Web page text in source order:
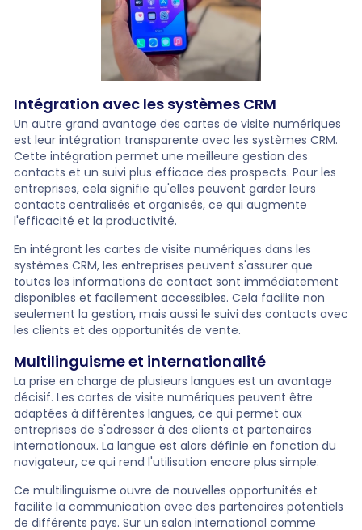
Intégration avec les systèmes CRM
Un autre grand avantage des cartes de visite numériques
est leur intégration transparente avec les systèmes CRM.
Cette intégration permet une meilleure gestion des
contacts et un suivi plus efficace des prospects. Pour les
entreprises, cela signifie qu'elles peuvent garder leurs
contacts centralisés et organisés, ce qui augmente
l'efficacité et la productivité.
En intégrant les cartes de visite numériques dans les
systèmes CRM, les entreprises peuvent s'assurer que
toutes les informations de contact sont immédiatement
disponibles et facilement accessibles. Cela facilite non
seulement la gestion, mais aussi le suivi des contacts avec
les clients et des opportunités de vente.
Multilinguisme et internationalité
La prise en charge de plusieurs langues est un avantage
décisif. Les cartes de visite numériques peuvent être
adaptées à différentes langues, ce qui permet aux
entreprises de s'adresser à des clients et partenaires
internationaux. La langue est alors définie en fonction du
navigateur, ce qui rend l'utilisation encore plus simple.
Ce multilinguisme ouvre de nouvelles opportunités et
facilite la communication avec des partenaires potentiels
de différents pays. Sur un salon international comme